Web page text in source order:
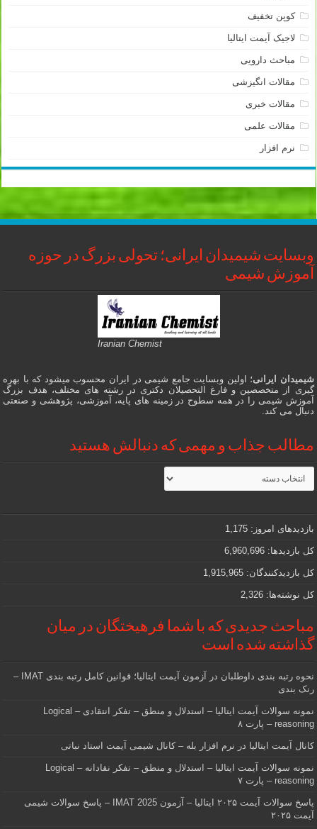
کوپن تخفیف
لاجیک آیمت ایتالیا
مباحث دارویی
مقالات انگیزشی
مقالات خبری
مقالات علمی
نرم افزار
وبسایت شیمیدان ایرانی؛ تحولی بزرگ در حوزه
آموزش شیمی
Iranian Chemist
شیمیدان ایرانی؛ اولین وبسایت جامع شیمی در ایران محسوب میشود که با بهره
گیری از متخصصین و فارغ التحصیلان دکتری در رشته های مختلف، هدف بزرگ
آموزش شیمی را در همه سطوح در زمینه های پایه، آموزشی، پژوهشی و صنعتی
دنبال می کند.
مطالب جذاب و مهمی که دنبالش هستید
مطالب
جذاب
و
که
دنبالش
هستید
بازدیدهای امروز: 1,175
کل بازدیدها: 6,960,696
کل بازدیدکنند‌گان: 1,915,965
کل نوشته‌ها: 2,326
مباحث جدیدی که با شما فرهیختگان در میان
گذاشته شده است
نحوه رتبه بندی داوطلبان در آزمون آیمت ایتالیا؛ قوانین کامل رتبه بندی IMAT –
رنک بندی
نمونه سوالات آیمت ایتالیا – استدلال و منطق – تفکر انتقادی – Logical
reasoning – پارت ۸
کانال آیمت ایتالیا در نرم افزار بله – کانال شیمی آیمت استاد نباتی
نمونه سوالات آیمت ایتالیا – استدلال و منطق – تفکر نقادانه – Logical
reasoning – پارت ۷
پاسخ سوالات آیمت ۲۰۲۵ ایتالیا – آزمون IMAT 2025 – پاسخ سوالات شیمی
آیمت ۲۰۲۵